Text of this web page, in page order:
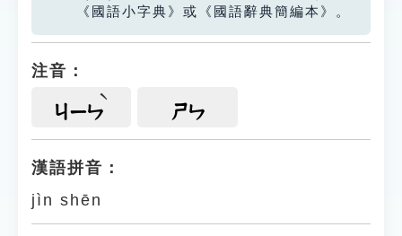
教學應用
貓頭鷹博士
《國語小字典》或《國語辭典簡編本》。
注音：
ㄐㄧㄣ ㄕㄣ
漢語拼音：
jìn shēn